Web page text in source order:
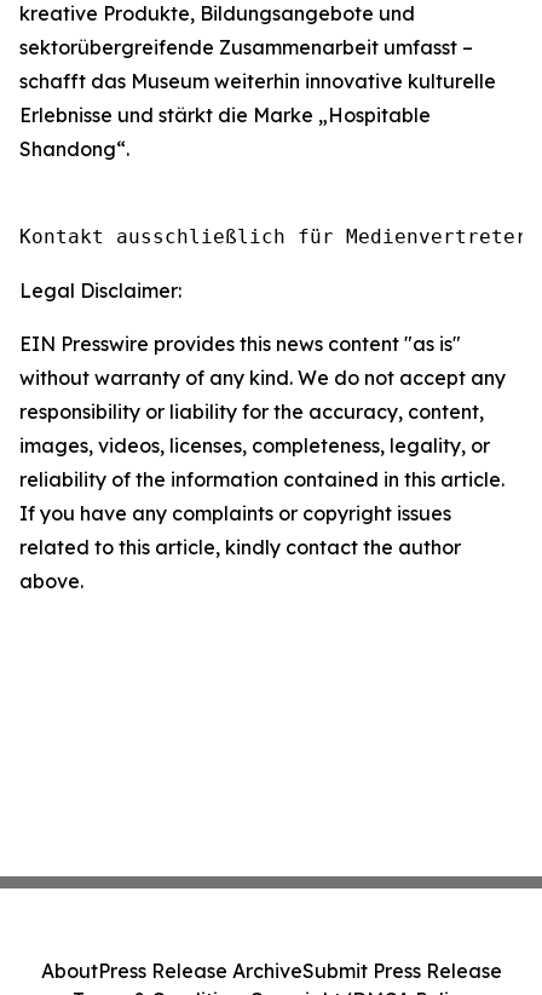
kreative Produkte, Bildungsangebote und
sektorübergreifende Zusammenarbeit umfasst –
schafft das Museum weiterhin innovative kulturelle
Erlebnisse und stärkt die Marke „Hospitable
Shandong“.
Kontakt ausschließlich für Medienvertreter.
Legal Disclaimer:
EIN Presswire provides this news content "as is"
without warranty of any kind. We do not accept any
responsibility or liability for the accuracy, content,
images, videos, licenses, completeness, legality, or
reliability of the information contained in this article.
If you have any complaints or copyright issues
related to this article, kindly contact the author
above.
AboutPress Release ArchiveSubmit Press Release